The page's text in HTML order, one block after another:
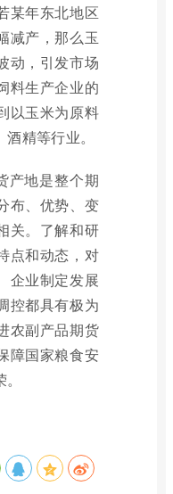
某年东北地区
减产，那么玉
动，引发市场
料生产企业的
以玉米为原料
精等行业。
产地是整个期
布、优势、变
关。了解和研
点和动态，对
企业制定发展
控都具有极为
农副产品期货
障国家粮食安